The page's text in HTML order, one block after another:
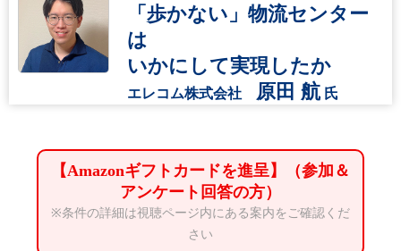
「歩かない」物流センター
は
いかにして実現したか
エレコム株式会社 原田 航氏
【Amazonギフトカードを進呈】（参加＆
アンケート回答の方）
※条件の詳細は視聴ページ内にある案内をご確認くだ
さい